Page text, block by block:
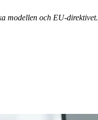
modellen och EU-direktivet.